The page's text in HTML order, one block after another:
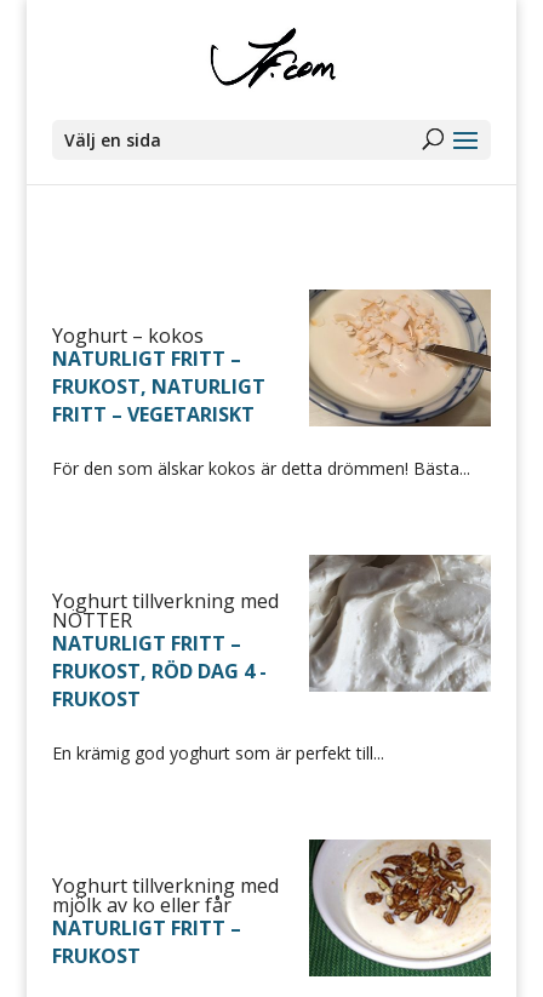
Välj en sida
Yoghurt – kokos
NATURLIGT FRITT –
FRUKOST, NATURLIGT
FRITT – VEGETARISKT
För den som älskar kokos är detta drömmen! Bästa...
Yoghurt tillverkning med
NÖTTER
NATURLIGT FRITT –
FRUKOST, RÖD DAG 4 -
FRUKOST
En krämig god yoghurt som är perfekt till...
Yoghurt tillverkning med
mjölk av ko eller får
NATURLIGT FRITT –
FRUKOST